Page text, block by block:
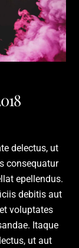
delectus, ut
consequatur
epellendus.
debitis aut
voluptates
Itaque
ut aut